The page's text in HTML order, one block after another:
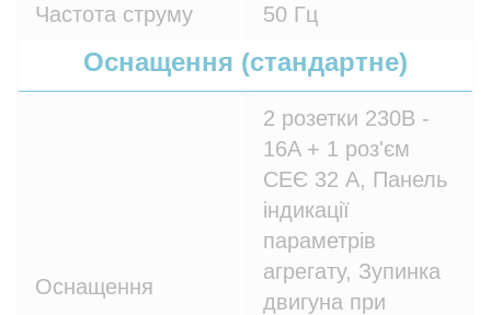
Частота струму 50 Гц
Оснащення (стандартне)
Оснащення
2 розетки 230В -
16A + 1 роз'єм
СЕЄ 32 A, Панель
індикації
параметрів
агрегату, Зупинка
двигуна при